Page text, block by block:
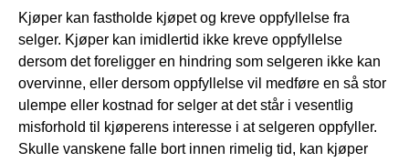
Kjøper kan fastholde kjøpet og kreve oppfyllelse fra
selger. Kjøper kan imidlertid ikke kreve oppfyllelse
dersom det foreligger en hindring som selgeren ikke kan
overvinne, eller dersom oppfyllelse vil medføre en så stor
ulempe eller kostnad for selger at det står i vesentlig
misforhold til kjøperens interesse i at selgeren oppfyller.
Skulle vanskene falle bort innen rimelig tid, kan kjøper